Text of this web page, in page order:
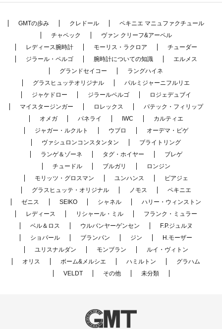
GMTの歩み クレドール
ペキニエ マニュファクチュール
チャペック
ヴァン クリーフ&アーペル
レディース腕時計
モーリス・ラクロア
チューダー
ジラール・ペルゴ
腕時計についての知識
エルメス
グランドセイコー
ラングハイネ
グラスヒュッテオリジナル
パルミジャーニフルリエ
ジャケドロー
ジラールペルゴ
ロジェデュブイ
マイスタージンガー
ロレックス
パテック・フィリップ
オメガ
パネライ IWC
カルティエ
ジャガー・ルクルト
ウブロ
オーデマ・ピゲ
ヴァシュロンコンスタンタン
ブライトリング
ランゲ＆ゾーネ
タグ・ホイヤー
ブレゲ
チュードル
ブルガリ
ロンジン
モリッツ・グロスマン
ユンハンス
ピアジェ
グラスヒュッテ・オリジナル
ノモス
ペキニエ
ゼニス
SEIKO シャネル
ハリー・ウィンストン
レディース
リシャール・ミル
フランク・ミュラー
ベル＆ロス
ウルバンヤーゲンセン
F.P.ジュルヌ
ショパール
ブランパン ジン
H.モーザー
ユリスナルダン
モンブラン
ルイ・ヴィトン
オリス
ボーム&メルシエ ハミルトン
グラハム
VELDT
その他 未分類